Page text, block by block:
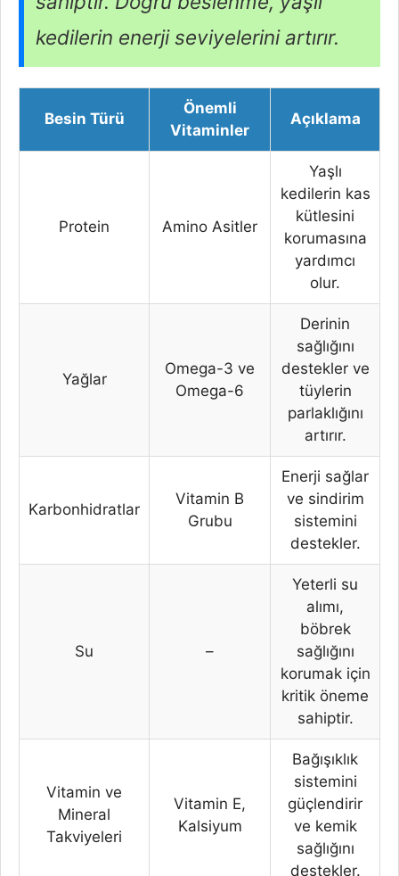
kedilerin enerji seviyelerini artırır.
Besin Türü
Önemli
Vitaminler
Açıklama
Protein Amino Asitler
Yaşlı
kedilerin kas
kütlesini
korumasına
yardımcı
olur.
Yağlar
Omega-3 ve
Omega-6
Derinin
sağlığını
destekler ve
tüylerin
parlaklığını
artırır.
Karbonhidratlar
Vitamin B
Grubu
Enerji sağlar
ve sindirim
sistemini
destekler.
Su –
Yeterli su
alımı,
böbrek
sağlığını
korumak için
kritik öneme
sahiptir.
Vitamin ve
Mineral
Takviyeleri
Vitamin E,
Kalsiyum
Bağışıklık
sistemini
güçlendirir
ve kemik
sağlığını
destekler.